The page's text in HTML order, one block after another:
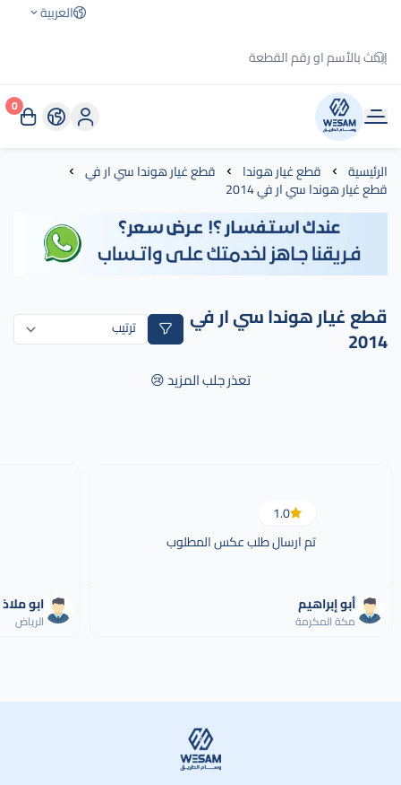
العربية
وسام الطريق
0
الرئيسية قطع غيار هوندا قطع غيار هوندا سي ار في
قطع غيار هوندا سي ار في 2014
قطع غيار هوندا سي ار في
2014
تعذر جلب المزيد 😢
1.0
تم ارسال طلب عكس المطلوب
أبو إبراهيم
مكة المكرمة
ابو
الرياض